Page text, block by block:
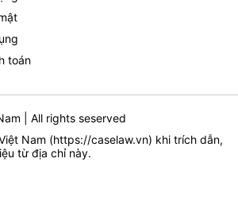
toán
| All rights seserved
Nam (https://caselaw.vn) khi trích dẫn,
từ địa chỉ này.